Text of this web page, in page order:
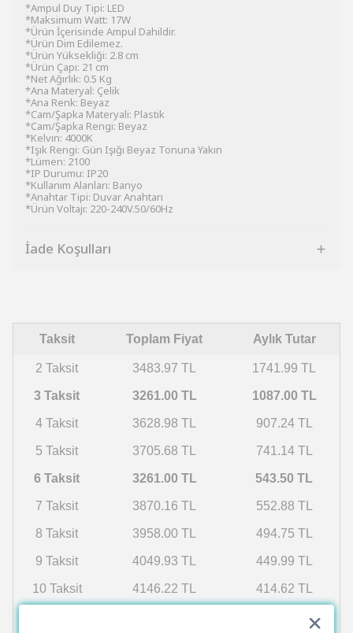
*Ampul Duy Tipi: LED
*Maksimum Watt: 17W
*Ürün İçerisinde Ampul Dahildir.
*Ürün Dim Edilemez.
*Ürün Yüksekliği: 2.8 cm
*Ürün Çapı: 21 cm
*Net Ağırlık: 0.5 Kg
*Ana Materyal: Çelik
*Ana Renk: Beyaz
*Cam/Şapka Materyali: Plastik
*Cam/Şapka Rengi: Beyaz
*Kelvın: 4000K
*Işık Rengi: Gün Işığı Beyaz Tonuna Yakın
*Lümen: 2100
*IP Durumu: IP20
*Kullanım Alanları: Banyo
*Anahtar Tipi: Duvar Anahtarı
*Ürün Voltajı: 220-240V.50/60Hz
İade Koşulları
Taksit Toplam Fiyat Aylık Tutar
2 Taksit 3483.97 TL 1741.99 TL
3 Taksit 3261.00 TL 1087.00 TL
4 Taksit 3628.98 TL 907.24 TL
5 Taksit 3705.68 TL 741.14 TL
6 Taksit 3261.00 TL 543.50 TL
7 Taksit 3870.16 TL 552.88 TL
8 Taksit 3958.00 TL 494.75 TL
9 Taksit 4049.93 TL 449.99 TL
10 Taksit 4146.22 TL 414.62 TL
386.11 TL